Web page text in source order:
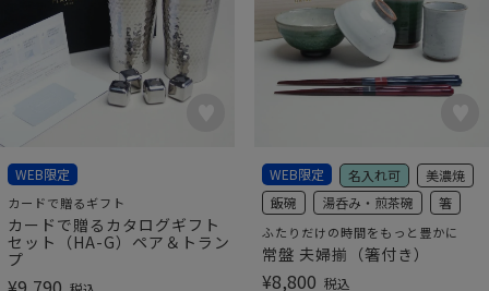
WEB限定
カードで贈るギフト
カードで贈るカタログギフト
セット（HA-G）ペア＆トラン
プ
WEB限定 名入れ可
美濃焼
飯碗
湯呑み・煎茶碗 箸
ふたりだけの時間をもっと豊かに
常盤 夫婦揃（箸付き）
¥8,800 税込